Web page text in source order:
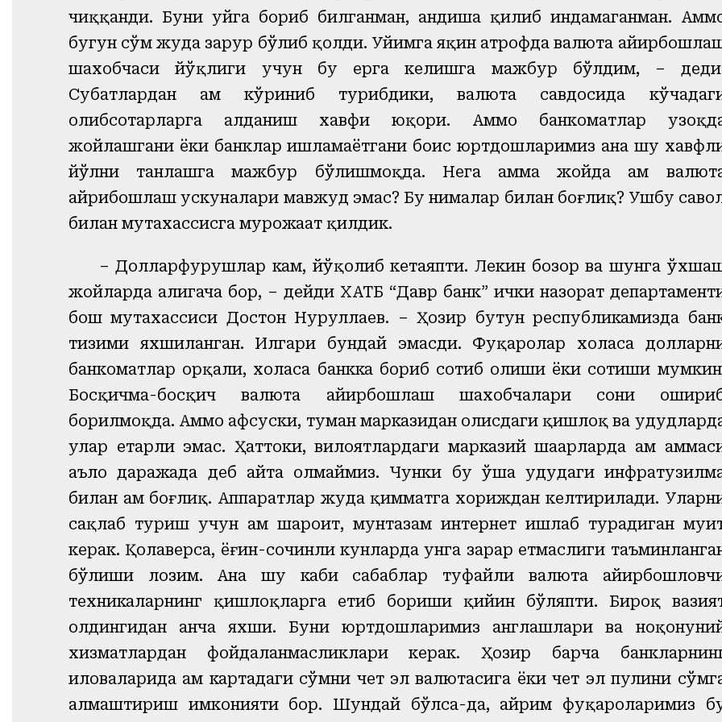
чиққанди. Буни уйга бориб билганман, андиша қилиб индамаганман.
бугун сўм жуда зарур бўлиб қолди. Уйимга яқин атрофда валюта
шахобчаси йўқлиги учун бу ерга келишга мажбур бўлдим, –
Суҳбатлардан ҳам кўриниб турибдики, валюта савдосида
олибсотарларга алданиш хавфи юқори. Аммо банкоматлар
жойлашгани ёки банклар ишламаётгани боис юртдошларимиз ана шу
йўлни танлашга мажбур бўлишмоқда. Нега ҳамма жойда ҳам
айрибошлаш ускуналари мавжуд эмас? Бу нималар билан боғлиқ? Ушбу
билан мутахассисга мурожаат қилдик.
– Долларфурушлар кам, йўқолиб кетаяпти. Лекин бозор ва шунга
жойларда ҳалигача бор, – дейди ХАТБ “Давр банк” ички назорат
бош мутахассиси Достон Нуруллаев. – Ҳозир бутун республикамизда
тизими яхшиланган. Илгари бундай эмасди. Фуқаролар хоҳласа
банкоматлар орқали, хоҳласа банкка бориб сотиб олиши ёки сотиши
Босқичма-босқич валюта айирбошлаш шахобчалари сони
борилмоқда. Аммо афсуски, туман марказидан олисдаги қишлоқ ва
улар етарли эмас. Ҳаттоки, вилоятлардаги марказий шаҳарларда ҳам
аъло даражада деб айта олмаймиз. Чунки бу ўша ҳудудаги
билан ҳам боғлиқ. Аппаратлар жуда қимматга хориждан келтирилади.
сақлаб туриш учун ҳам шароит, мунтазам интернет ишлаб турадиган
керак. Қолаверса, ёғин-сочинли кунларда унга зарар етмаслиги
бўлиши лозим. Ана шу каби сабаблар туфайли валюта
техникаларнинг қишлоқларга етиб бориши қийин бўляпти. Бироқ
олдингидан анча яхши. Буни юртдошларимиз англашлари ва
хизматлардан фойдаланмасликлари керак. Ҳозир барча
иловаларида ҳам картадаги сўмни чет эл валютасига ёки чет эл пулини
алмаштириш имконияти бор. Шундай бўлса-да, айрим фуқароларимиз